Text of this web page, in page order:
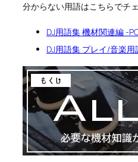
分からない用語はこちらでチ
DJ用語集 機材関連編 -
DJ用語集 プレイ/音楽用
関
連
ま
と
め
ペ
ー
ジ